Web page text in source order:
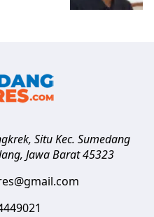
Situ Kec. Sumedang
, Jawa Barat 45323